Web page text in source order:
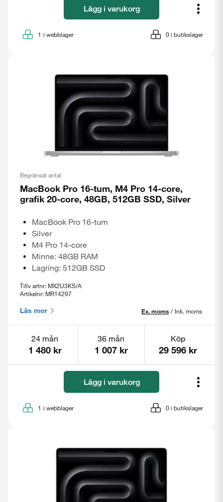
Lägg i varukorg
1 i webblager 0 i butikslager
Begränsat antal
MacBook Pro 16-tum, M4 Pro 14-core,
grafik 20-core, 48GB, 512GB SSD, Silver
MacBook Pro 16-tum
Silver
M4 Pro 14-core
Minne: 48GB RAM
Lagring: 512GB SSD
Tillv artnr: MX2U3KS/A
Artikelnr: MR14297
Läs mer Ex. moms / Ink. moms
24 mån
1 480 kr
36 mån
1 007 kr
Köp
29 596 kr
Lägg i varukorg
1 i webblager 0 i butikslager
Stäng